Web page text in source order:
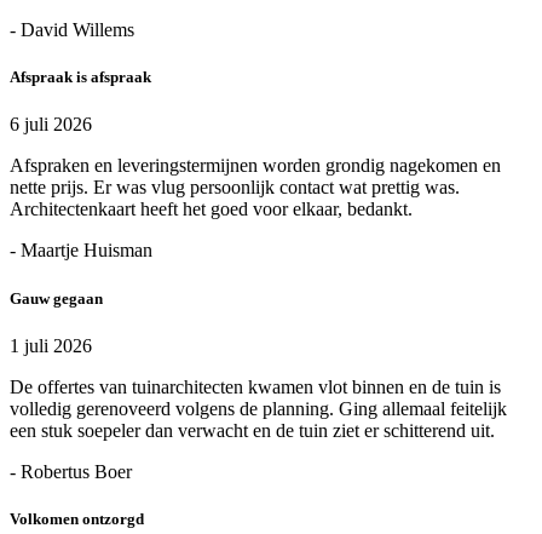
- David Willems
Afspraak is afspraak
6 juli 2026
Afspraken en leveringstermijnen worden grondig nagekomen en
nette prijs. Er was vlug persoonlijk contact wat prettig was.
Architectenkaart heeft het goed voor elkaar, bedankt.
- Maartje Huisman
Gauw gegaan
1 juli 2026
De offertes van tuinarchitecten kwamen vlot binnen en de tuin is
volledig gerenoveerd volgens de planning. Ging allemaal feitelijk
een stuk soepeler dan verwacht en de tuin ziet er schitterend uit.
- Robertus Boer
Volkomen ontzorgd